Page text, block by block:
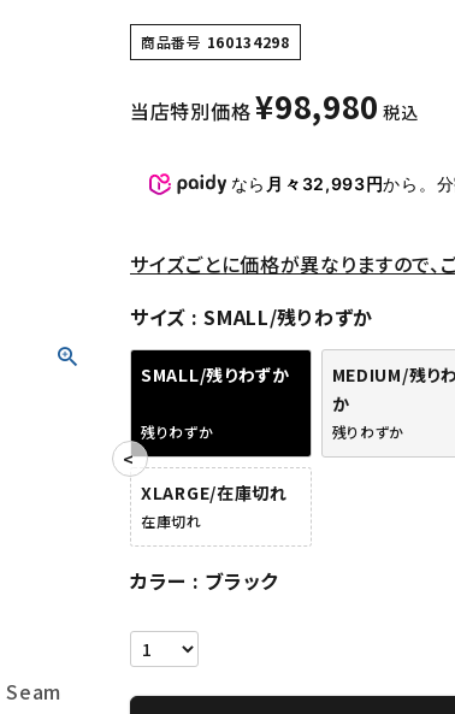
商品番号 160134298
当店特別価格¥98,980 税込
なら 月々32,993円から。
サイズごとに価格が異なりますので、
サイズ
SMALL/残りわずか
SMALL/残りわずか
残りわずか
MEDIUM/残り
か
残りわずか
XLARGE/在庫切れ
在庫切れ
カラー ブラック